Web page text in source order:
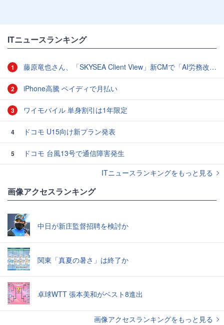
ITニュースランキング
1 藤原竜也さん、「SKYSEA Client View」新CMで「AI労務改善」をアピール 働き方をAIが分析したら「すぐに休んで」と言われる？
2 iPhone高騰 ペイディで月払い
3 ワイモバイル 単身割引は1年限定
4 ドコモ U15向け新プラン発表
5
ドコモ 台風13号で通信障害発生
ITニュースランキングをもっと見る
画像アクセスランキング
中日が新庄監督招聘を検討か
関東「真夏の暑さ」は終了か
卓球WTT 張本美和がベスト8進出
画像アクセスランキングをもっと見る